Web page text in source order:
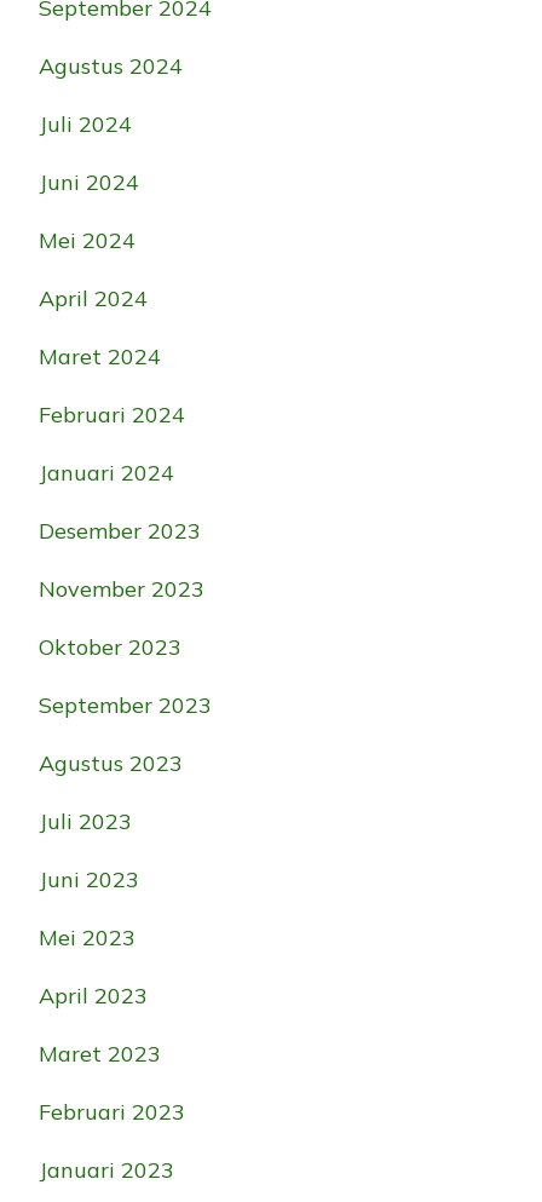
September 2024
Agustus 2024
Juli 2024
Juni 2024
Mei 2024
April 2024
Maret 2024
Februari 2024
Januari 2024
Desember 2023
November 2023
Oktober 2023
September 2023
Agustus 2023
Juli 2023
Juni 2023
Mei 2023
April 2023
Maret 2023
Februari 2023
Januari 2023